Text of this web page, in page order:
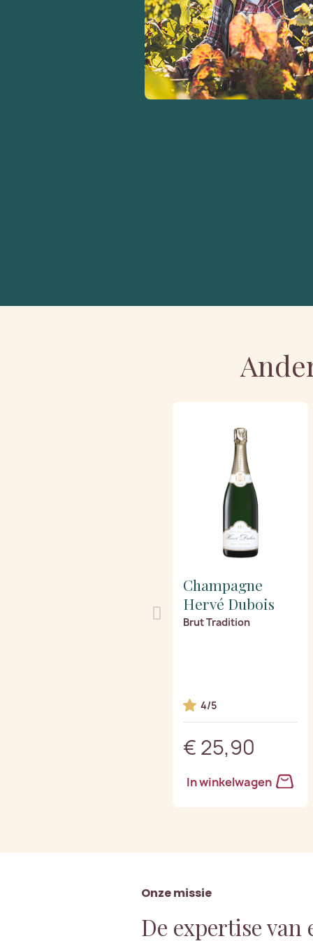
Champagne
Hervé Dubois
Brut Tradition
4/5
€ 25,90
In winkelwagen
Onze missie
De expertise van